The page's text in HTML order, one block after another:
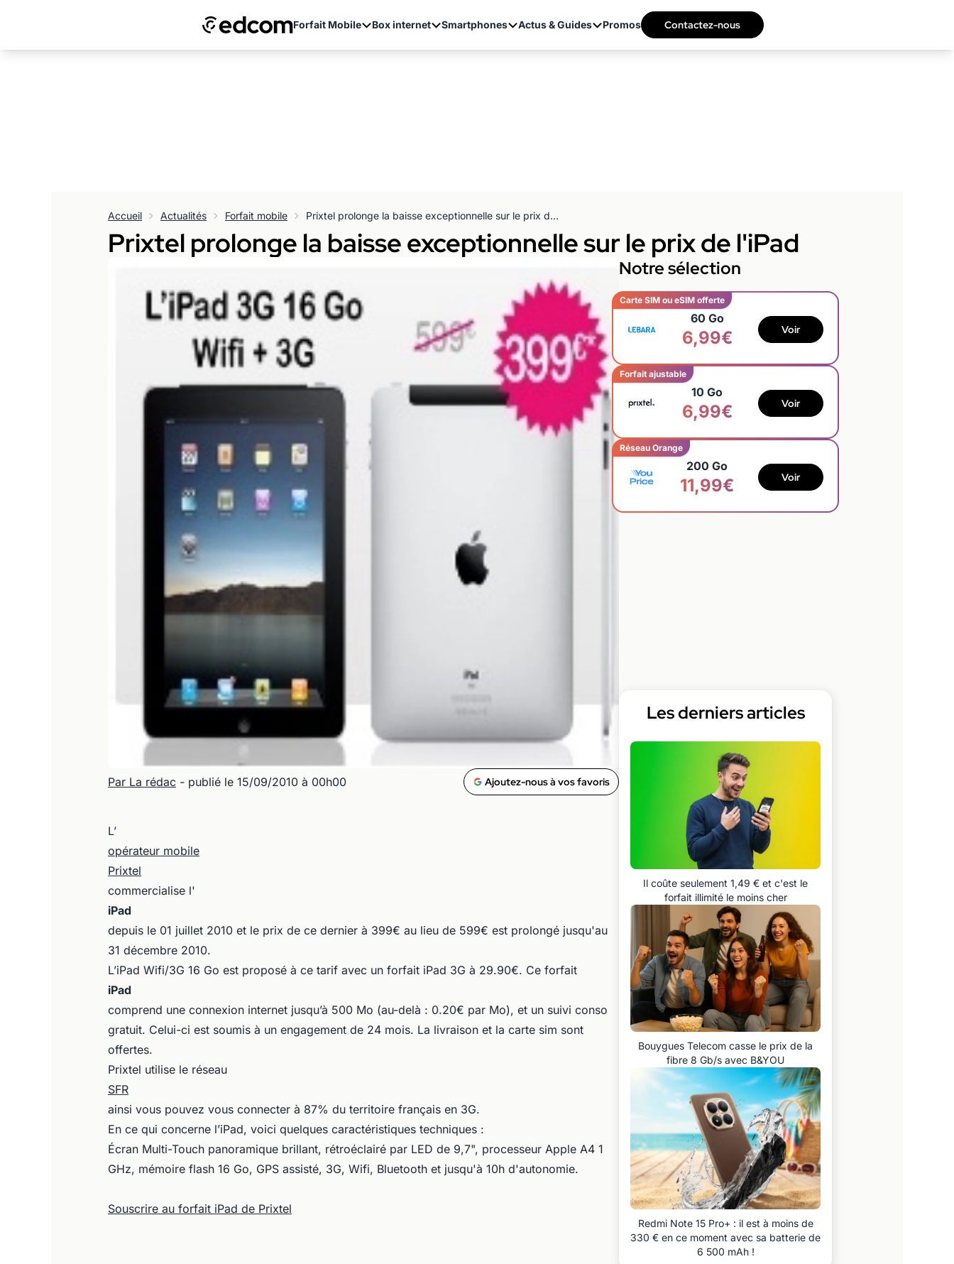
Forfait Mobile Box internet Smartphones Actus & Guides Promos Contactez-nous
Accueil Actualités Forfait mobile Prixtel prolonge la baisse exceptionnelle sur le prix de l'iPad
Prixtel prolonge la baisse exceptionnelle sur le prix de l'iPad
Par La rédac - publié le 15/09/2010 à 00h00 Ajoutez-nous à vos favoris
L’
opérateur mobile
Prixtel
commercialise l'
iPad
depuis le 01 juillet 2010 et le prix de ce dernier à 399€ au lieu de 599€ est prolongé jusqu'au
31 décembre 2010.
L’iPad Wifi/3G 16 Go est proposé à ce tarif avec un forfait iPad 3G à 29.90€. Ce forfait
iPad
comprend une connexion internet jusqu’à 500 Mo (au-delà : 0.20€ par Mo), et un suivi conso
gratuit. Celui-ci est soumis à un engagement de 24 mois. La livraison et la carte sim sont
offertes.
Prixtel utilise le réseau
SFR
ainsi vous pouvez vous connecter à 87% du territoire français en 3G.
En ce qui concerne l’iPad, voici quelques caractéristiques techniques :
Écran Multi-Touch panoramique brillant, rétroéclairé par LED de 9,7", processeur Apple A4 1
GHz, mémoire flash 16 Go, GPS assisté, 3G, Wifi, Bluetooth et jusqu'à 10h d'autonomie.
Souscrire au forfait iPad de Prixtel
Notre sélection
Carte SIM ou eSIM offerte
60 Go
6,99€ Voir
Forfait ajustable
10 Go
6,99€ Voir
Réseau Orange
200 Go
11,99€ Voir
Les derniers articles
Il coûte seulement 1,49 € et c'est le
forfait illimité le moins cher
Bouygues Telecom casse le prix de la
fibre 8 Gb/s avec B&YOU
Redmi Note 15 Pro+ : il est à moins de
330 € en ce moment avec sa batterie de
6 500 mAh !